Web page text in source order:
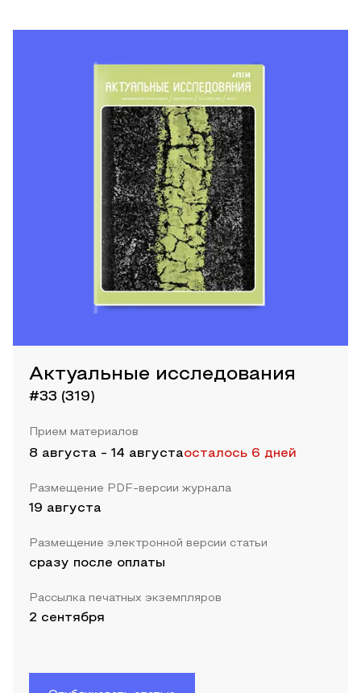
Актуальные исследования
#33 (319)
Прием материалов
8 августа - 14 августаосталось 6 дней
Размещение PDF-версии журнала
19 августа
Размещение электронной версии статьи
сразу после оплаты
Рассылка печатных экземпляров
2 сентября